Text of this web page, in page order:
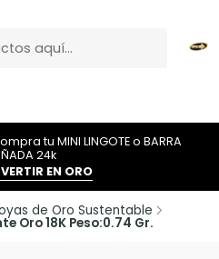
tu MINI LINGOTE o BARRA
24k
EN ORO
de Oro Sustentable
Oro 18K Peso:0.74 Gr.